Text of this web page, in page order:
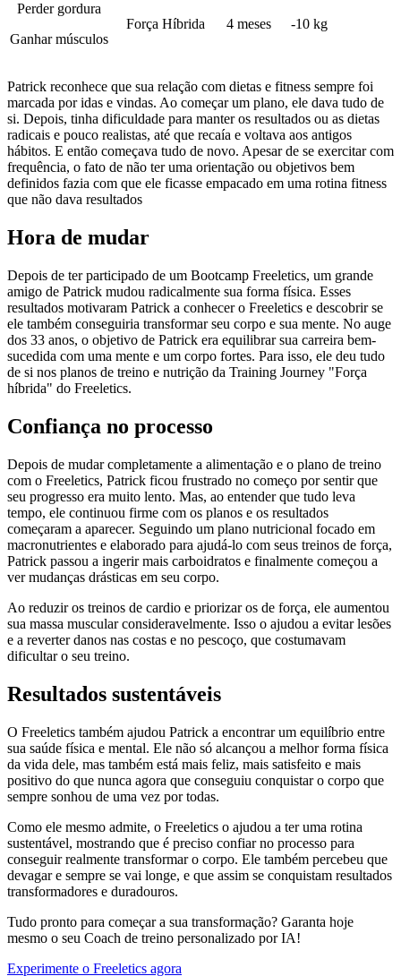
Perder gordura
Ganhar músculos
Força Híbrida 4 meses -10 kg
Patrick reconhece que sua relação com dietas e fitness sempre foi
marcada por idas e vindas. Ao começar um plano, ele dava tudo de
si. Depois, tinha dificuldade para manter os resultados ou as dietas
radicais e pouco realistas, até que recaía e voltava aos antigos
hábitos. E então começava tudo de novo. Apesar de se exercitar com
frequência, o fato de não ter uma orientação ou objetivos bem
definidos fazia com que ele ficasse empacado em uma rotina fitness
que não dava resultados
Hora de mudar
Depois de ter participado de um Bootcamp Freeletics, um grande
amigo de Patrick mudou radicalmente sua forma física. Esses
resultados motivaram Patrick a conhecer o Freeletics e descobrir se
ele também conseguiria transformar seu corpo e sua mente. No auge
dos 33 anos, o objetivo de Patrick era equilibrar sua carreira bem-
sucedida com uma mente e um corpo fortes. Para isso, ele deu tudo
de si nos planos de treino e nutrição da Training Journey "Força
híbrida" do Freeletics.
Confiança no processo
Depois de mudar completamente a alimentação e o plano de treino
com o Freeletics, Patrick ficou frustrado no começo por sentir que
seu progresso era muito lento. Mas, ao entender que tudo leva
tempo, ele continuou firme com os planos e os resultados
começaram a aparecer. Seguindo um plano nutricional focado em
macronutrientes e elaborado para ajudá-lo com seus treinos de força,
Patrick passou a ingerir mais carboidratos e finalmente começou a
ver mudanças drásticas em seu corpo.
Ao reduzir os treinos de cardio e priorizar os de força, ele aumentou
sua massa muscular consideravelmente. Isso o ajudou a evitar lesões
e a reverter danos nas costas e no pescoço, que costumavam
dificultar o seu treino.
Resultados sustentáveis
O Freeletics também ajudou Patrick a encontrar um equilíbrio entre
sua saúde física e mental. Ele não só alcançou a melhor forma física
da vida dele, mas também está mais feliz, mais satisfeito e mais
positivo do que nunca agora que conseguiu conquistar o corpo que
sempre sonhou de uma vez por todas.
Como ele mesmo admite, o Freeletics o ajudou a ter uma rotina
sustentável, mostrando que é preciso confiar no processo para
conseguir realmente transformar o corpo. Ele também percebeu que
devagar e sempre se vai longe, e que assim se conquistam resultados
transformadores e duradouros.
Tudo pronto para começar a sua transformação? Garanta hoje
mesmo o seu Coach de treino personalizado por IA!
Experimente o Freeletics agora